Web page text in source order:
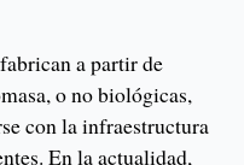
a partir de
o no biológicas,
con la infraestructura
En la actualidad,